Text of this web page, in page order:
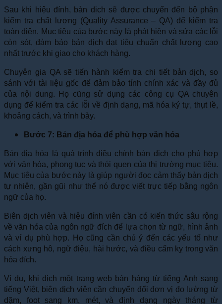
Sau khi hiệu đính, bản dịch sẽ được chuyển đến bộ phận
kiểm tra chất lượng (Quality Assurance – QA) để kiểm tra
toàn diện. Mục tiêu của bước này là phát hiện và sửa các lỗi
còn sót, đảm bảo bản dịch đạt tiêu chuẩn chất lượng cao
nhất trước khi giao cho khách hàng.
Chuyên gia QA sẽ tiến hành kiểm tra chi tiết bản dịch, so
sánh với tài liệu gốc để đảm bảo tính chính xác và đầy đủ
của nội dung. Họ cũng sử dụng các công cụ QA chuyên
dụng để kiểm tra các lỗi về định dạng, mã hóa ký tự, thụt lề,
khoảng cách, và trình bày.
Bước 7: Bản địa hóa để phù hợp văn hóa
Bản địa hóa là quá trình điều chỉnh bản dịch cho phù hợp
với văn hóa, phong tục và thói quen của thị trường mục tiêu.
Mục tiêu của bước này là giúp người đọc cảm thấy bản dịch
tự nhiên, gần gũi như thể nó được viết trực tiếp bằng ngôn
ngữ của họ.
Biên dịch viên và hiệu đính viên cần có kiến thức sâu rộng
về văn hóa của ngôn ngữ đích để lựa chọn từ ngữ, hình ảnh
và ví dụ phù hợp. Họ cũng cần chú ý đến các yếu tố như
cách xưng hô, ngữ điệu, hài hước, và điều cấm kỵ trong văn
hóa đích.
Ví dụ, khi dịch một trang web bán hàng từ tiếng Anh sang
tiếng Việt, biên dịch viên cần chuyển đổi đơn vị đo lường từ
dặm, foot sang km, mét, và định dạng ngày tháng từ